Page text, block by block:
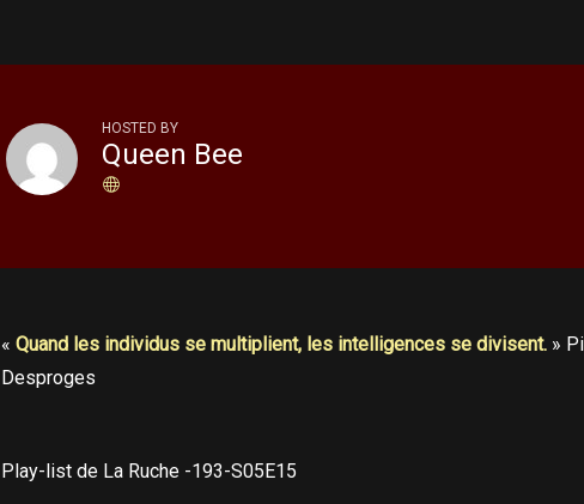
HOSTED BY
Queen Bee
« Quand les individus se multiplient, les intelligences se divisent. »
Desproges
Play-list de La Ruche -193-S05E15